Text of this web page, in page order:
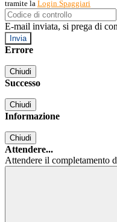
tramite la Login Spaggiari
E-mail inviata, si prega di
Errore
Chiudi
Successo
Chiudi
Informazione
Chiudi
Attendere...
Attendere il completamento